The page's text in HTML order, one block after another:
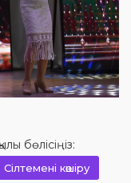
бөлісіңіз:
Сілтемені көшіру